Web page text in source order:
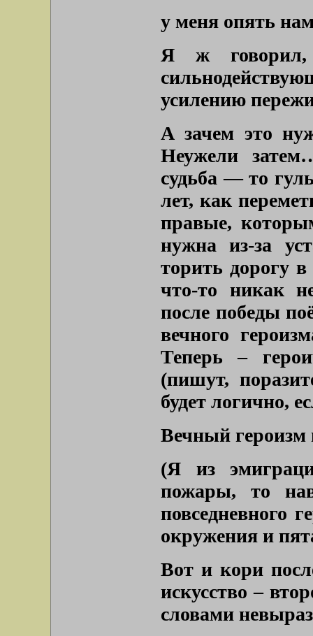
у меня опять
Я ж говорил,
усилению
А зачем это
Неужели
судьба — то
лет, как
правые,
нужна из-за
торить дорогу
что-то никак
после победы
вечного
Теперь –
(пишут,
будет логично,
Вечный
(Я из
пожары, то
повседневного
окружения и
Вот и кори
искусство –
словами